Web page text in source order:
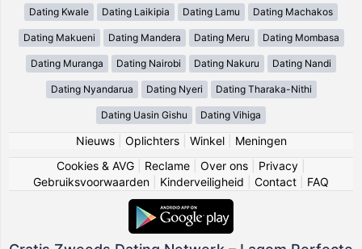
Dating Kwale Dating Laikipia Dating Lamu Dating Machakos
Dating Makueni Dating Mandera Dating Meru Dating Mombasa
Dating Muranga Dating Nairobi Dating Nakuru Dating Nandi
Dating Nyandarua Dating Nyeri Dating Tharaka-Nithi
Dating Uasin Gishu Dating Vihiga
Nieuws| Oplichters| Winkel| Meningen
Cookies & AVG
Reclame Over ons Privacy
Gebruiksvoorwaarden
Kinderveiligheid Contact FAQ